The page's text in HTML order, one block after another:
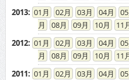
2013: 01 02 03 04 05
08
09 10 11
2012: 01 02 03 04 05
08
09 10 11
2011: 01 02 03 04 05